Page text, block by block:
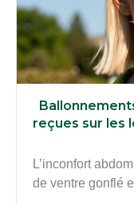
reçues sur les
L’inconfort
de ventre gonflé